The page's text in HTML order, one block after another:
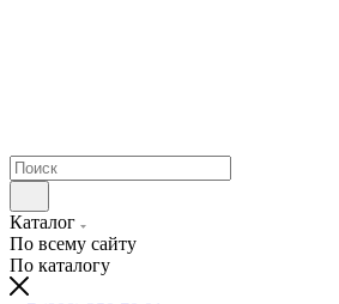
Каталог
По всему сайту
По каталогу